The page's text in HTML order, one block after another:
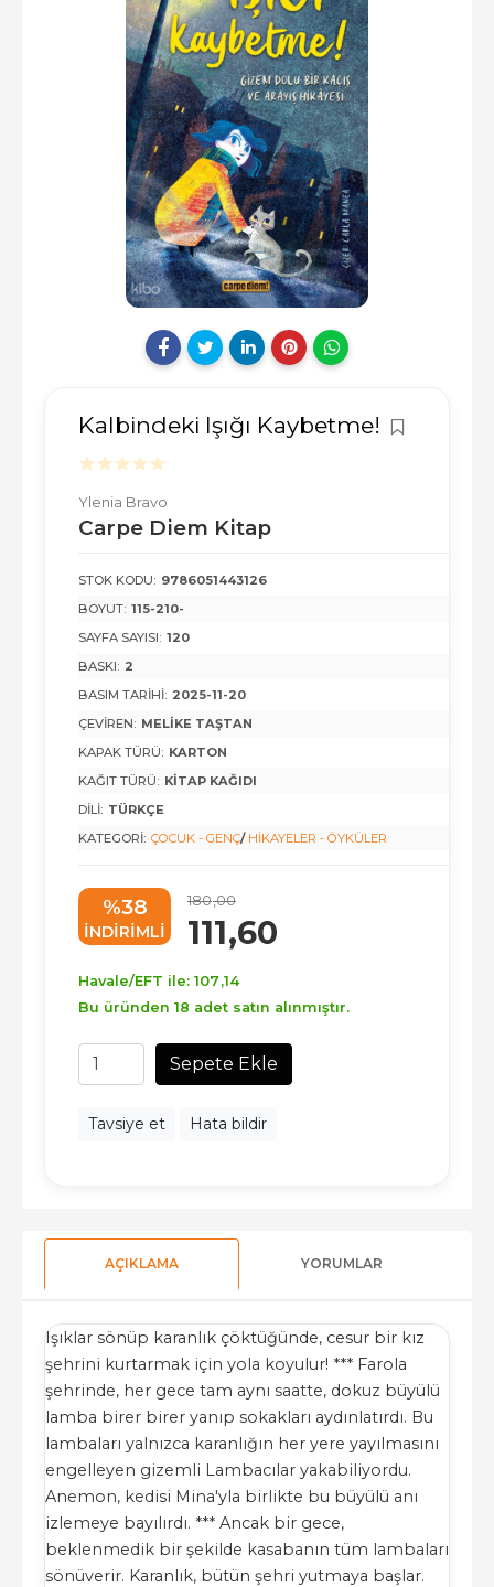
Kalbindeki Işığı Kaybetme!
Ylenia Bravo
Carpe Diem Kitap
STOK KODU: 9786051443126
BOYUT: 115-210-
SAYFA SAYISI: 120
BASKI: 2
BASIM TARIHI: 2025-11-20
ÇEVIREN: MELIKE TAŞTAN
KAPAK TÜRÜ: KARTON
KAĞIT TÜRÜ: KITAP KAĞIDI
DILI: TÜRKÇE
KATEGORI: ÇOCUK - GENÇ/ HIKAYELER - ÖYKÜLER
%38
INDIRIMLI
180,00
111,60
Havale/EFT ile: 107 ,14
Bu üründen 18 adet satın alınmıştır.
Sepete Ekle
Tavsiye et Hata bildir
AÇIKLAMA YORUMLAR
Işıklar sönüp karanlık çöktüğünde, cesur bir kız
şehrini kurtarmak için yola koyulur! *** Farola
şehrinde, her gece tam aynı saatte, dokuz büyülü
lamba birer birer yanıp sokakları aydınlatırdı. Bu
lambaları yalnızca karanlığın her yere yayılmasını
engelleyen gizemli Lambacılar yakabiliyordu.
Anemon, kedisi Mina'yla birlikte bu büyülü anı
izlemeye bayılırdı. *** Ancak bir gece,
beklenmedik bir şekilde kasabanın tüm lambaları
sönüverir. Karanlık, bütün şehri yutmaya başlar.